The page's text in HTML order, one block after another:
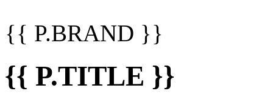
{{ P.BRAND }}
{{ P.TITLE }}